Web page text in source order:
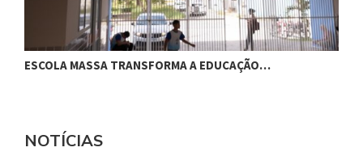
ESCOLA MASSA TRANSFORMA A EDUCAÇÃO…
NOTÍCIAS